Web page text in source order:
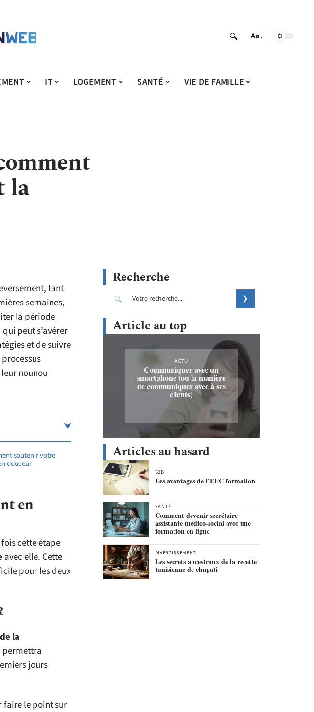
Aa
IT LOGEMENT SANTÉ
VIE DE FAMILLE
la
tant
semaines,
la période
peut s’avérer
et de suivre
nounou
soutenir votre
douceur
en
cette étape
avec elle. Cette
pour les deux
la
permettra
jours
faire le point sur
Recherche
Article au top
ACTU
Communiquer avec un
smartphone (ou la manière
de communiquer avec à ses
clients)
Articles au hasard
B2B
Les avantages de l’EFC formation
SANTÉ
Comment devenir secrétaire
assistante médico-social avec une
formation en ligne
DIVERTISSEMENT
Les secrets ancestraux de la recette
tunisienne de chapati